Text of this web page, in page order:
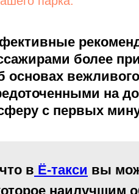
более
на
с первых
в Ё-такси вы
наилучшим